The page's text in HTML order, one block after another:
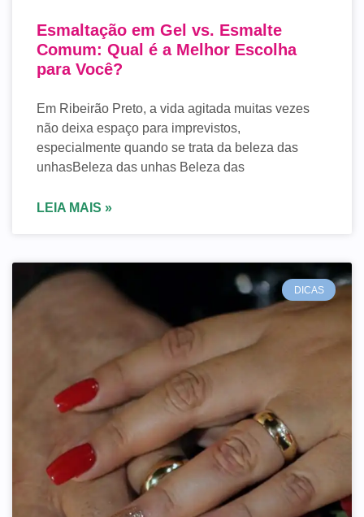
Esmaltação em Gel vs. Esmalte
Comum: Qual é a Melhor Escolha
para Você?
Em Ribeirão Preto, a vida agitada muitas vezes
não deixa espaço para imprevistos,
especialmente quando se trata da beleza das
unhasBeleza das unhas Beleza das
LEIA MAIS »
DICAS